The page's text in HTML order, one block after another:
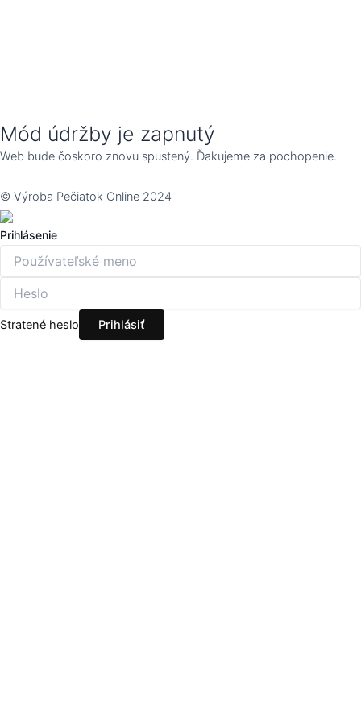
Mód údržby je zapnutý
Web bude čoskoro znovu spustený. Ďakujeme za pochopenie.
© Výroba Pečiatok Online 2024
Prihlásenie
Stratené heslo